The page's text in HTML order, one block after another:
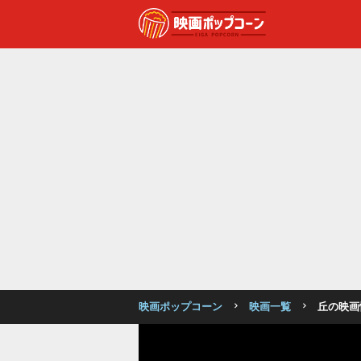
映画ポップコーン 映画一覧 丘の映